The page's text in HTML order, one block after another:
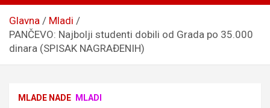
Glavna
Mladi
PANČEVO: Najbolji studenti dobili od Grada po 35.000
dinara (SPISAK NAGRAĐENIH)
MLADE NADE MLADI